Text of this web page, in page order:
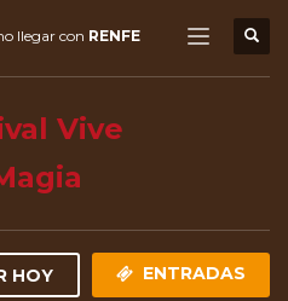
llegar con RENFE
HOY ENTRADAS